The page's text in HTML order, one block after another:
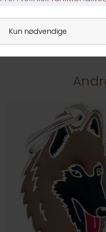
1-3 dages